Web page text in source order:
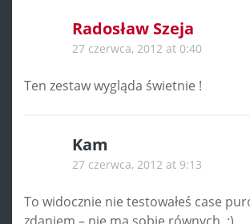
Radosław Szeja
27 czerwca, 2012 at 0:40
Ten zestaw wygląda świetnie !
Kam
27 czerwca, 2012 at 9:13
To widocznie nie testowałeś case